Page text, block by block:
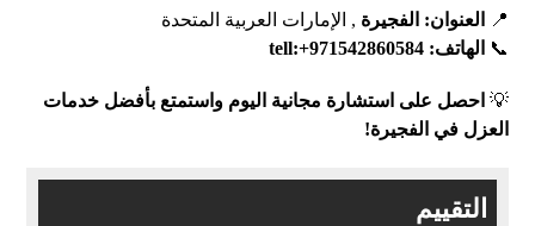
📍 العنوان: الفجيرة , الإمارات العربية المتحدة
📞
الهاتف: tell:+971542860584
💡 احصل على استشارة مجانية اليوم واستمتع بأفضل خدمات
العزل في الفجيرة!
التقييم